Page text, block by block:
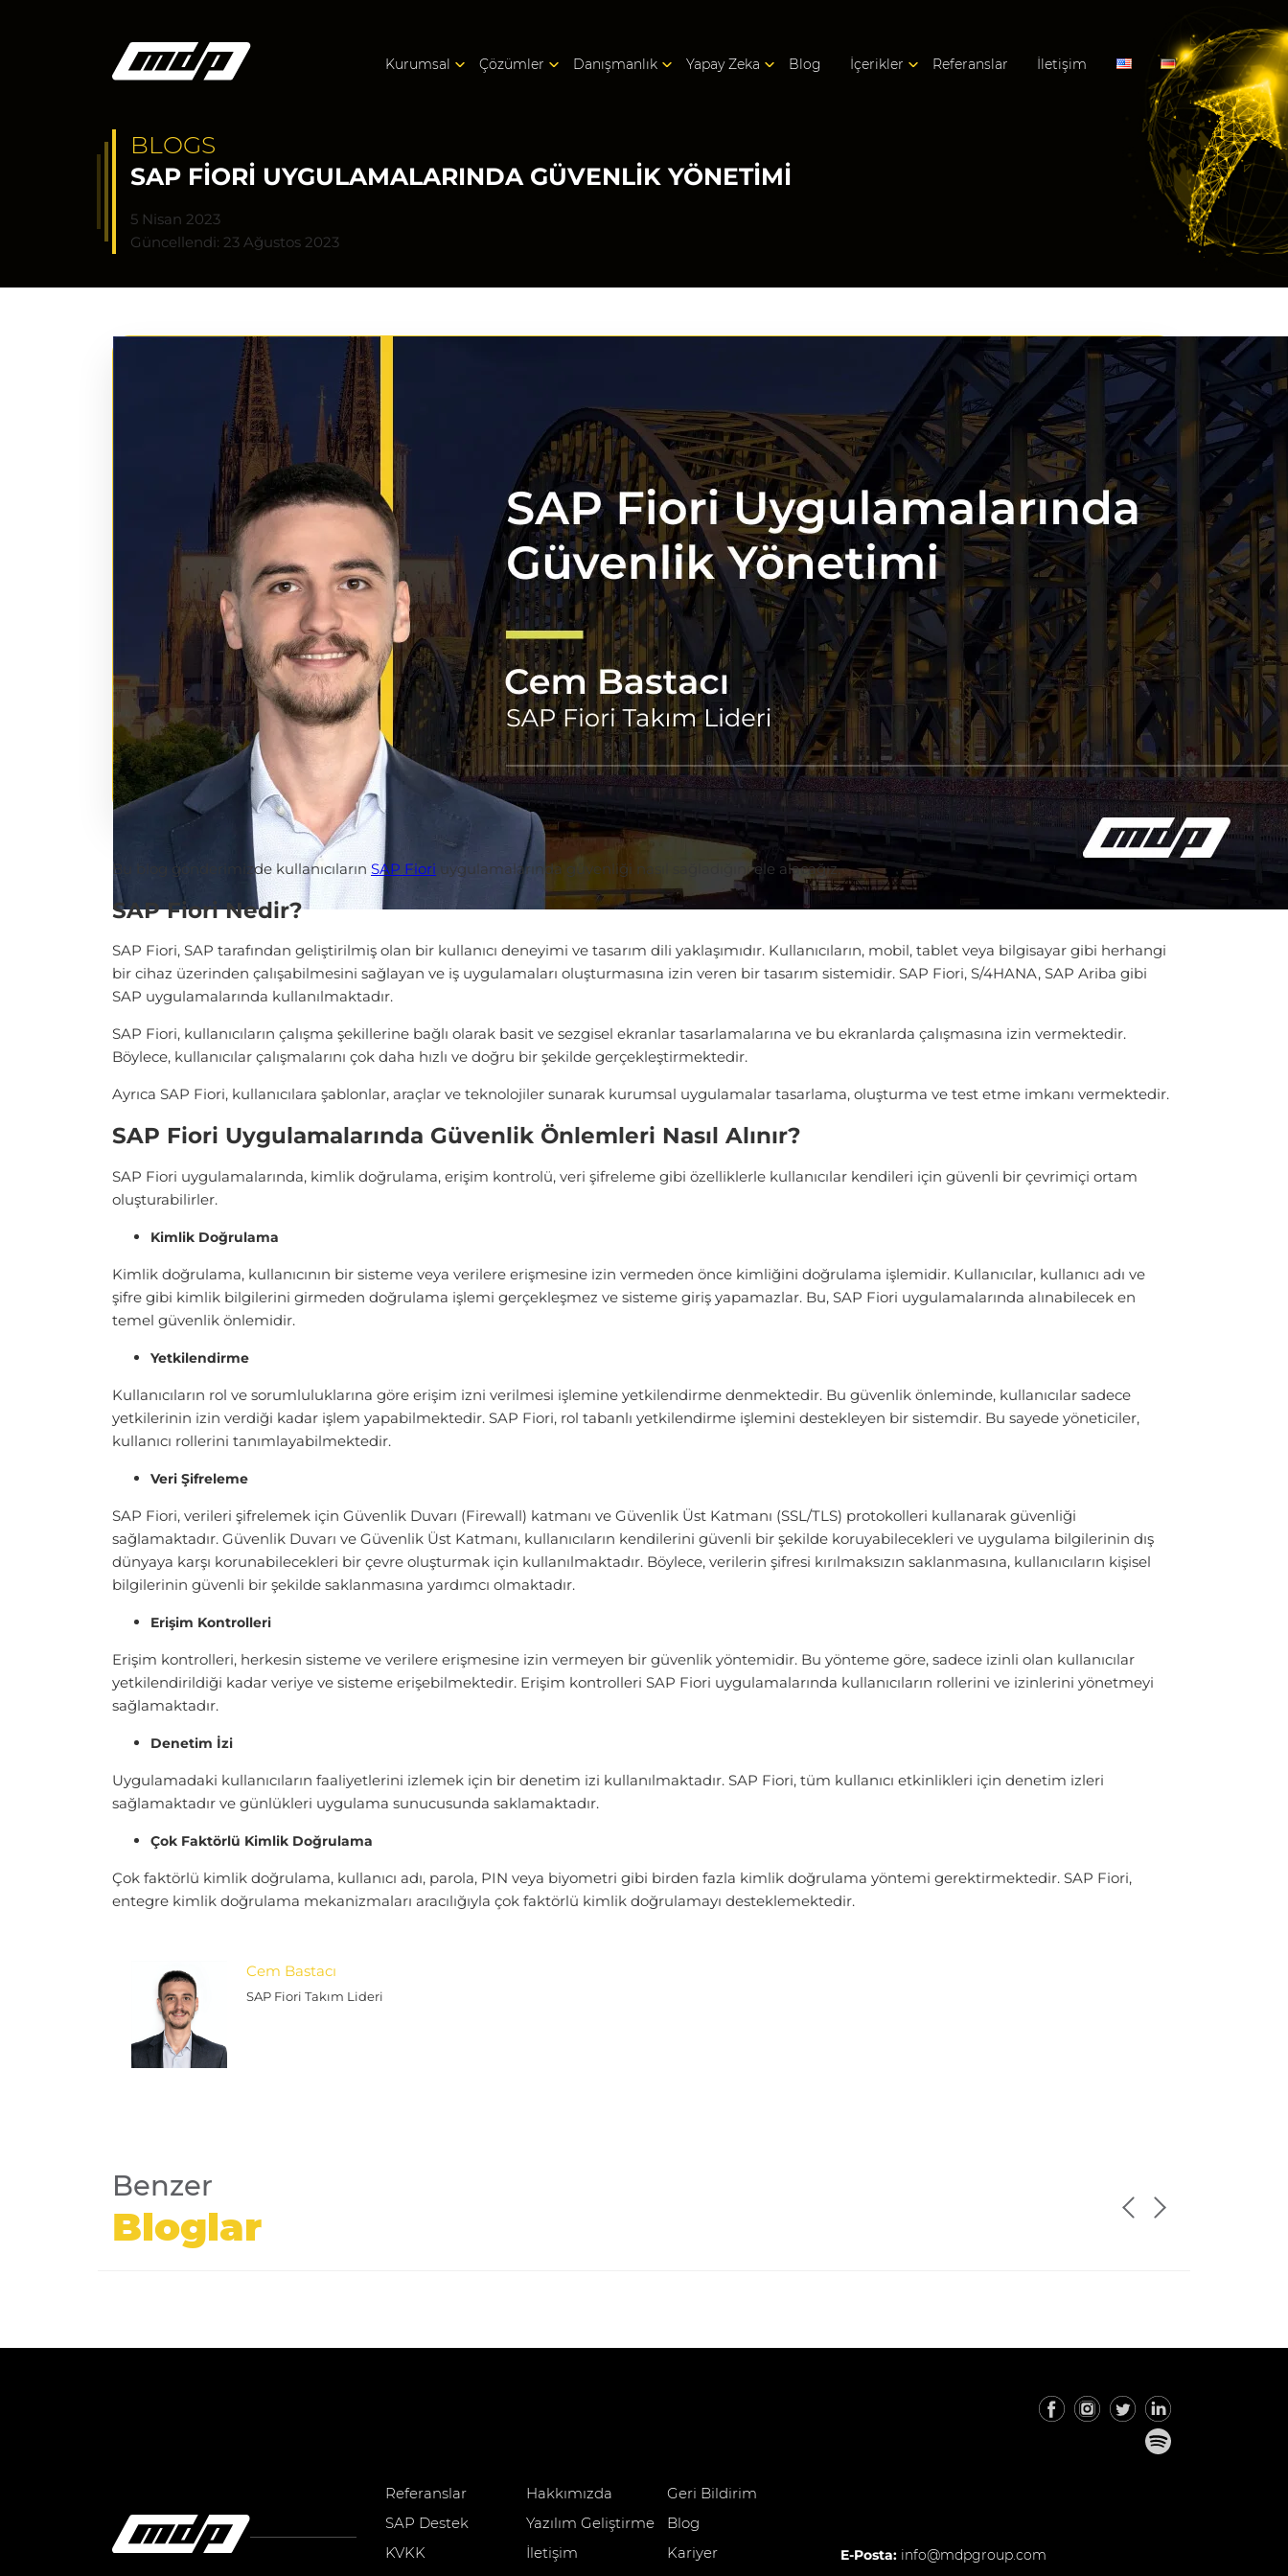
Kurumsal Çözümler Danışmanlık Yapay Zeka Blog İçerikler Referanslar İletişim
BLOGS
SAP FIORI UYGULAMALARINDA GÜVENLIK YÖNETIMI
5 Nisan 2023
Güncellendi: 23 Ağustos 2023
Bu blog gönderimizde kullanıcıların SAP Fiori uygulamalarında güvenliği nasıl sağladığını ele alacağız.
SAP Fiori Nedir?
SAP Fiori, SAP tarafından geliştirilmiş olan bir kullanıcı deneyimi ve tasarım dili yaklaşımıdır. Kullanıcıların, mobil, tablet veya bilgisayar gibi herhangi
bir cihaz üzerinden çalışabilmesini sağlayan ve iş uygulamaları oluşturmasına izin veren bir tasarım sistemidir. SAP Fiori, S/4HANA, SAP Ariba gibi
SAP uygulamalarında kullanılmaktadır.
SAP Fiori, kullanıcıların çalışma şekillerine bağlı olarak basit ve sezgisel ekranlar tasarlamalarına ve bu ekranlarda çalışmasına izin vermektedir.
Böylece, kullanıcılar çalışmalarını çok daha hızlı ve doğru bir şekilde gerçekleştirmektedir.
Ayrıca SAP Fiori, kullanıcılara şablonlar, araçlar ve teknolojiler sunarak kurumsal uygulamalar tasarlama, oluşturma ve test etme imkanı vermektedir.
SAP Fiori Uygulamalarında Güvenlik Önlemleri Nasıl Alınır?
SAP Fiori uygulamalarında, kimlik doğrulama, erişim kontrolü, veri şifreleme gibi özelliklerle kullanıcılar kendileri için güvenli bir çevrimiçi ortam
oluşturabilirler.
Kimlik Doğrulama
Kimlik doğrulama, kullanıcının bir sisteme veya verilere erişmesine izin vermeden önce kimliğini doğrulama işlemidir. Kullanıcılar, kullanıcı adı ve
şifre gibi kimlik bilgilerini girmeden doğrulama işlemi gerçekleşmez ve sisteme giriş yapamazlar. Bu, SAP Fiori uygulamalarında alınabilecek en
temel güvenlik önlemidir.
Yetkilendirme
Kullanıcıların rol ve sorumluluklarına göre erişim izni verilmesi işlemine yetkilendirme denmektedir. Bu güvenlik önleminde, kullanıcılar sadece
yetkilerinin izin verdiği kadar işlem yapabilmektedir. SAP Fiori, rol tabanlı yetkilendirme işlemini destekleyen bir sistemdir. Bu sayede yöneticiler,
kullanıcı rollerini tanımlayabilmektedir.
Veri Şifreleme
SAP Fiori, verileri şifrelemek için Güvenlik Duvarı (Firewall) katmanı ve Güvenlik Üst Katmanı (SSL/TLS) protokolleri kullanarak güvenliği
sağlamaktadır. Güvenlik Duvarı ve Güvenlik Üst Katmanı, kullanıcıların kendilerini güvenli bir şekilde koruyabilecekleri ve uygulama bilgilerinin dış
dünyaya karşı korunabilecekleri bir çevre oluşturmak için kullanılmaktadır. Böylece, verilerin şifresi kırılmaksızın saklanmasına, kullanıcıların kişisel
bilgilerinin güvenli bir şekilde saklanmasına yardımcı olmaktadır.
Erişim Kontrolleri
Erişim kontrolleri, herkesin sisteme ve verilere erişmesine izin vermeyen bir güvenlik yöntemidir. Bu yönteme göre, sadece izinli olan kullanıcılar
yetkilendirildiği kadar veriye ve sisteme erişebilmektedir. Erişim kontrolleri SAP Fiori uygulamalarında kullanıcıların rollerini ve izinlerini yönetmeyi
sağlamaktadır.
Denetim İzi
Uygulamadaki kullanıcıların faaliyetlerini izlemek için bir denetim izi kullanılmaktadır. SAP Fiori, tüm kullanıcı etkinlikleri için denetim izleri
sağlamaktadır ve günlükleri uygulama sunucusunda saklamaktadır.
Çok Faktörlü Kimlik Doğrulama
Çok faktörlü kimlik doğrulama, kullanıcı adı, parola, PIN veya biyometri gibi birden fazla kimlik doğrulama yöntemi gerektirmektedir. SAP Fiori,
entegre kimlik doğrulama mekanizmaları aracılığıyla çok faktörlü kimlik doğrulamayı desteklemektedir.
Cem Bastacı
SAP Fiori Takım Lideri
Benzer
Bloglar
Referanslar Hakkımızda
Geri Bildirim
SAP Destek
Yazılım Geliştirme
Blog
KVKK
İletişim Kariyer E-Posta: info@mdpgroup.com